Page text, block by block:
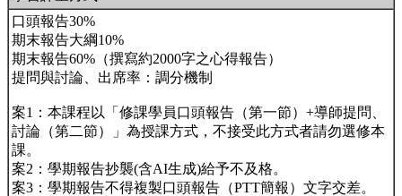
口頭報告30%
期末報告大綱10%
期末報告60%（撰寫約2000字之心得報告）
提問與討論、出席率：調分機制
案1：本課程以「修課學員口頭報告（第一節）+導師提問、
討論（第二節）」為授課方式，不接受此方式者請勿選修本
課。
案2：學期報告抄襲(含AI生成)給予不及格。
案3：學期報告不得複製口頭報告（PTT簡報）文字交差。